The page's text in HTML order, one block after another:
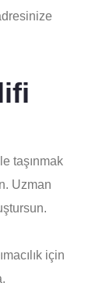
taşınmak
Uzman
için